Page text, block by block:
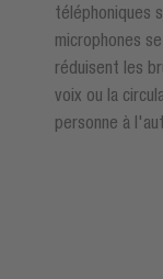
téléphoniques
microphones
réduisent les
voix ou la
personne à